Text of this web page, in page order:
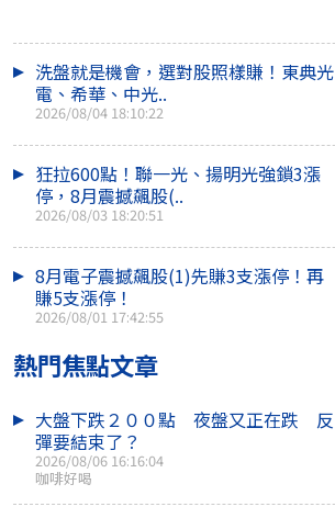
洗盤就是機會，選對股照樣賺！東典光
電、希華、中光..
2026/08/04 18:10:22
狂拉600點！聯一光、揚明光強鎖3漲
停，8月震撼飆股(..
2026/08/03 18:20:51
8月電子震撼飆股(1)先賺3支漲停！再
賺5支漲停！
2026/08/01 17:42:55
熱門焦點文章
大盤下跌２００點 夜盤又正在跌 反
彈要結束了？
2026/08/06 16:16:04
咖啡好喝